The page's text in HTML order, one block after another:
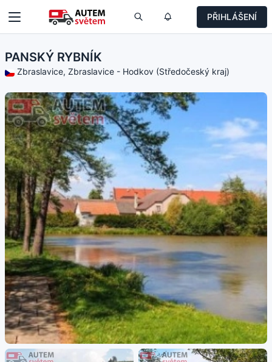
PŘIHLÁŠENÍ
PANSKÝ RYBNÍK
Zbraslavice, Zbraslavice - Hodkov (Středočeský kraj)